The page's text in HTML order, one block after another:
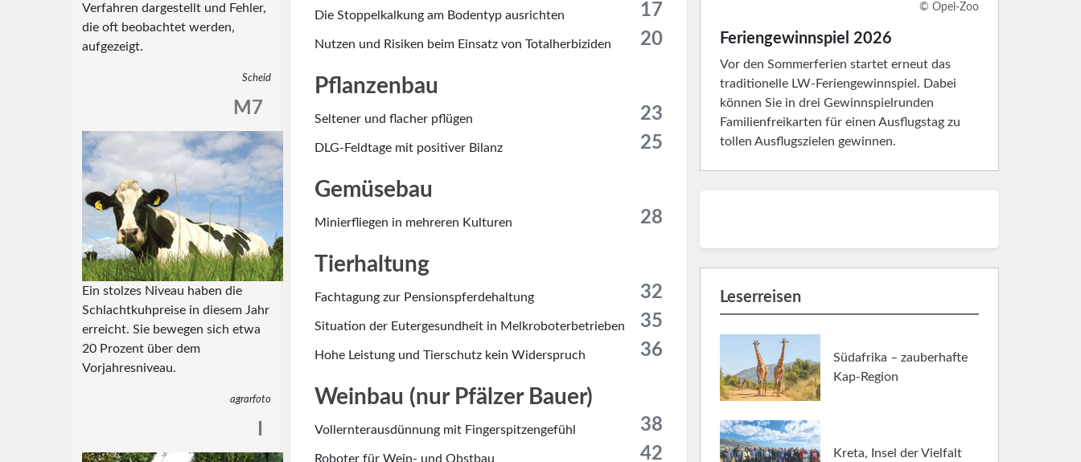
Verfahren dargestellt und Fehler,
die oft beobachtet werden,
aufgezeigt.
Scheid
M7
Ein stolzes Niveau haben die
Schlachtkuhpreise in diesem Jahr
erreicht. Sie bewegen sich etwa
20 Prozent über dem
Vorjahresniveau.
agrarfoto
Die Stoppelkalkung am Bodentyp ausrichten 17
Nutzen und Risiken beim Einsatz von Totalherbiziden 20
Pflanzenbau
Seltener und flacher pflügen 23
DLG-Feldtage mit positiver Bilanz 25
Gemüsebau
Minierfliegen in mehreren Kulturen 28
Tierhaltung
Fachtagung zur Pensionspferdehaltung 32
Situation der Eutergesundheit in Melkroboterbetrieben 35
Hohe Leistung und Tierschutz kein Widerspruch 36
Weinbau (nur Pfälzer Bauer)
Vollernterausdünnung mit Fingerspitzengefühl 38
Roboter für Wein- und Obstbau 42
© Opel-Zoo
Feriengewinnspiel 2026
Vor den Sommerferien startet erneut das
traditionelle LW-Feriengewinnspiel. Dabei
können Sie in drei Gewinnspielrunden
Familienfreikarten für einen Ausflugstag zu
tollen Ausflugszielen gewinnen.
Leserreisen
Südafrika – zauberhafte
Kap-Region
Kreta, Insel der Vielfalt